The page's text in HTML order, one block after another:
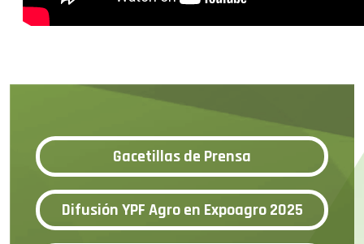
Gacetillas de Prensa
Difusión YPF Agro en Expoagro 2025